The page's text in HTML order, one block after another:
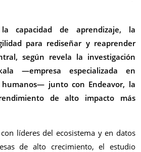
capacidad de aprendizaje, la
para rediseñar y reaprender
según revela la investigación
—empresa especializada en
humanos— junto con Endeavor, la
de alto impacto más
líderes del ecosistema y en datos
de alto crecimiento, el estudio